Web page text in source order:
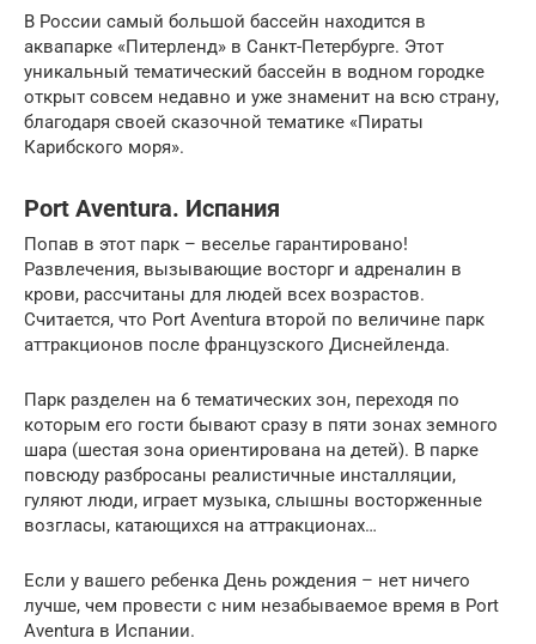
В России самый большой бассейн находится в
аквапарке «Питерленд» в Санкт-Петербурге. Этот
уникальный тематический бассейн в водном городке
открыт совсем недавно и уже знаменит на всю страну,
благодаря своей сказочной тематике «Пираты
Карибского моря».
Port Aventura. Испания
Попав в этот парк – веселье гарантировано!
Развлечения, вызывающие восторг и адреналин в
крови, рассчитаны для людей всех возрастов.
Считается, что Port Aventura второй по величине парк
аттракционов после французского Диснейленда.
Парк разделен на 6 тематических зон, переходя по
которым его гости бывают сразу в пяти зонах земного
шара (шестая зона ориентирована на детей). В парке
повсюду разбросаны реалистичные инсталляции,
гуляют люди, играет музыка, слышны восторженные
возгласы, катающихся на аттракционах…
Если у вашего ребенка День рождения – нет ничего
лучше, чем провести с ним незабываемое время в Port
Aventura в Испании.